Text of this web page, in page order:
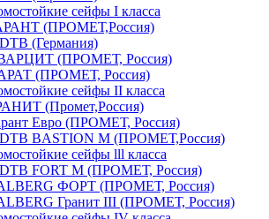
сейфы I класса
(ПРОМЕТ,Россия)
(Германия)
(ПРОМЕТ, Россия)
(ПРОМЕТ, Россия)
сейфы II класса
(Промет,Россия)
Евро (ПРОМЕТ, Россия)
BASTION M (ПРОМЕТ,Россия)
сейфы lll класса
FORT M (ПРОМЕТ, Россия)
ФОРТ (ПРОМЕТ, Россия)
Гранит III (ПРОМЕТ, Россия)